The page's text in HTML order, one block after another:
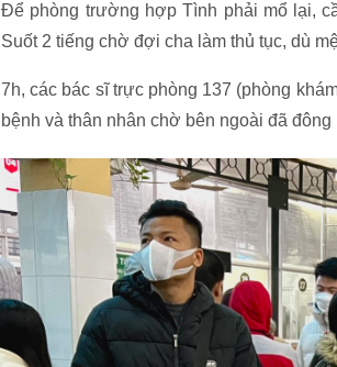
Để phòng trường hợp Tình phải mổ lại,
Suốt 2 tiếng chờ đợi cha làm thủ tục, dù
7h, các bác sĩ trực phòng 137 (phòng
bệnh và thân nhân chờ bên ngoài đã